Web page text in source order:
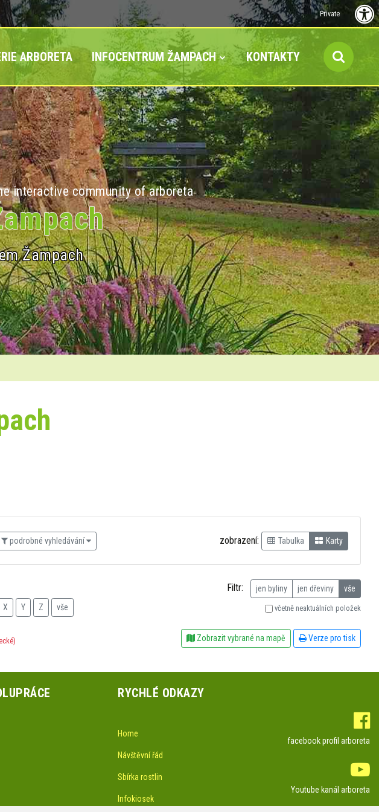
Private
ARBORETA INFOCENTRUM ŽAMPACH KONTAKTY
interactive community of arboreta
Žampach
podrobné vyhledávání zobrazení: Tabulka Karty
X Y Z vše
Filtr: jen byliny jen dřeviny vše
včetně neaktuálních položek
Zobrazit vybrané na mapě Verze pro tisk
RYCHLÉ ODKAZY
Home
Návštěvní řád
Sbírka rostlin
Infokiosek
facebook profil arboreta
Youtube kanál arboreta